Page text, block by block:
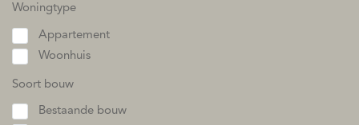
Woningtype
Appartement
Woonhuis
Soort bouw
Bestaande bouw